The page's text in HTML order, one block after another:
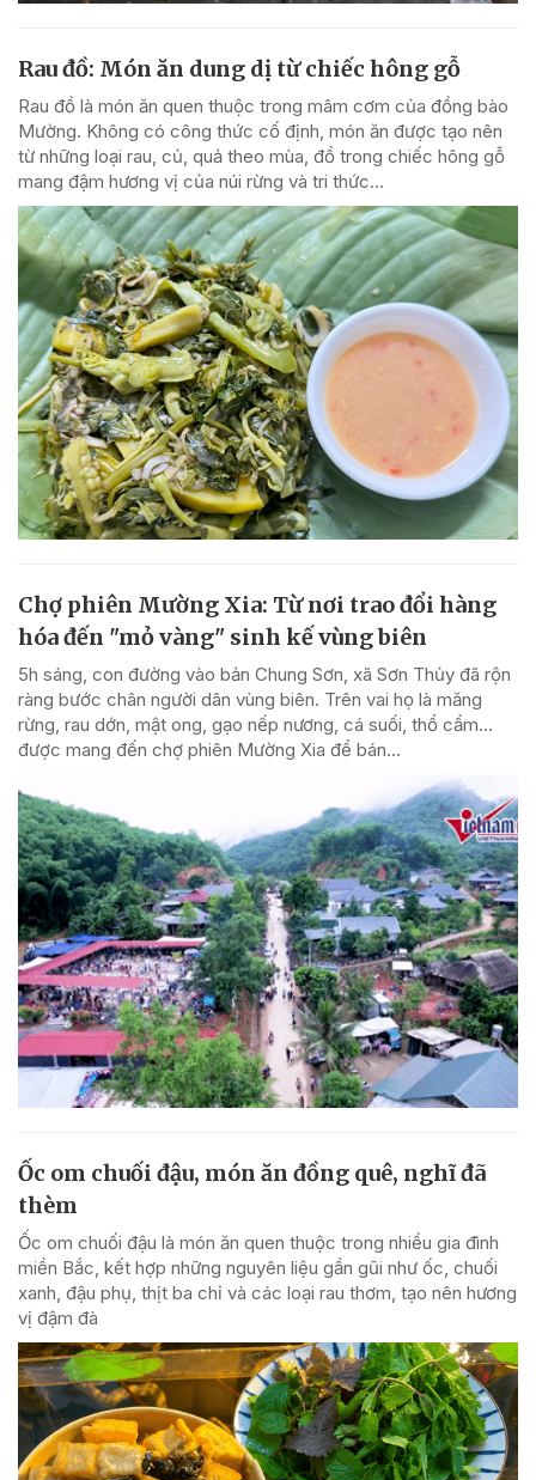
Rau đồ: Món ăn dung dị từ chiếc hông gỗ
Rau đồ là món ăn quen thuộc trong mâm cơm của đồng bào
Mường. Không có công thức cố định, món ăn được tạo nên
từ những loại rau, củ, quả theo mùa, đồ trong chiếc hông gỗ
mang đậm hương vị của núi rừng và tri thức...
Chợ phiên Mường Xia: Từ nơi trao đổi hàng
hóa đến "mỏ vàng" sinh kế vùng biên
5h sáng, con đường vào bản Chung Sơn, xã Sơn Thủy đã rộn
ràng bước chân người dân vùng biên. Trên vai họ là măng
rừng, rau dớn, mật ong, gạo nếp nương, cá suối, thổ cẩm…
được mang đến chợ phiên Mường Xia để bán...
Ốc om chuối đậu, món ăn đồng quê, nghĩ đã
thèm
Ốc om chuối đậu là món ăn quen thuộc trong nhiều gia đình
miền Bắc, kết hợp những nguyên liệu gần gũi như ốc, chuối
xanh, đậu phụ, thịt ba chỉ và các loại rau thơm, tạo nên hương
vị đậm đà